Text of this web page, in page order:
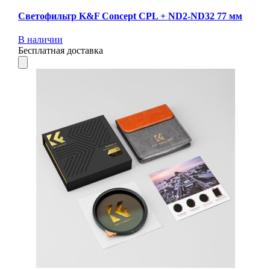
Светофильтр K&F Concept CPL + ND2-ND32 77 мм
В наличии
Бесплатная доставка